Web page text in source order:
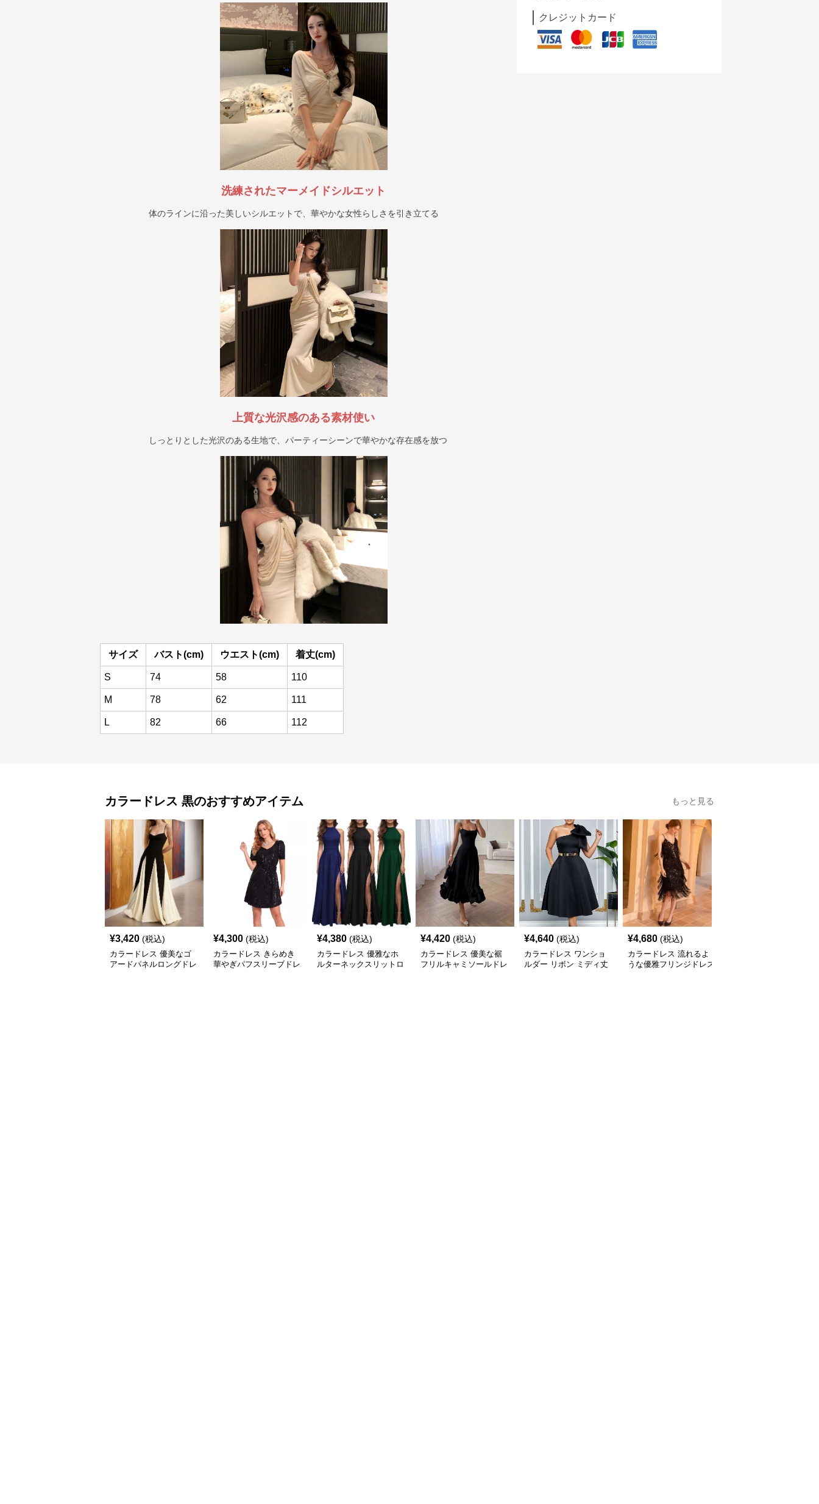
洗練されたマーメイドシルエット
体のラインに沿った美しいシルエットで、華やかな女性らしさを引き立てる
上質な光沢感のある素材使い
しっとりとした光沢のある生地で、パーティーシーンで華やかな存在感を放つ
サイズ バスト(cm) ウエスト(cm) 着丈(cm)
S 74 58 110
M 78 62 111
L 82 66 112
クレジットカード
カラードレス 黒のおすすめアイテム もっと見る
¥3,420 (税込)
カラードレス 優美なゴ
アードパネルロングドレ
¥4,300 (税込)
カラードレス きらめき
華やぎパフスリーブドレ
¥4,380 (税込)
カラードレス 優雅なホ
ルターネックスリットロ
¥4,420 (税込)
カラードレス 優美な裾
フリルキャミソールドレ
¥4,640 (税込)
カラードレス ワンショ
ルダー リボン ミディ丈
¥4,680 (税込)
カラードレス 流れるよ
うな優雅フリンジドレス